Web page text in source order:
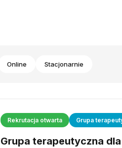
Online Stacjonarnie
Rekrutacja otwarta Grupa
Grupa terapeutyczna